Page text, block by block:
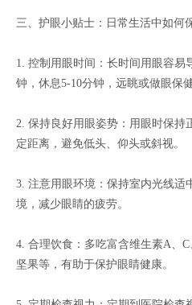
三、护眼小贴士：日常生活中如何
1. 控制用眼时间：长时间用眼容易
钟，休息5-10分钟，远眺或做眼保健
2. 保持良好用眼姿势：用眼时保持
定距离，避免低头、仰头或斜视。
3. 注意用眼环境：保持室内光线适
境，减少眼睛的疲劳。
4. 合理饮食：多吃富含维生素A、C
坚果等，有助于保护眼睛健康。